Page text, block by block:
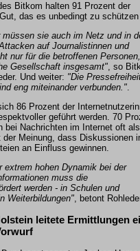
Bitkom halten 91 Prozent der
das es unbedingt zu
sie auch im Netz und in
auf Journalistinnen und
nur für die betroffenen Personen,
Gesellschaft insgesamt", so
Und weiter: "Die
eng miteinander verbunden.".
86 Prozent der
geführt werden. 70
bei Nachrichten im Internet oft
Meinung, dass Diskussionen
an Einfluss gewinnen.
extrem hohen Dynamik bei der
muss die
werden - in Schulen und
Weiterbildungen", betont
leitete Ermittlungen